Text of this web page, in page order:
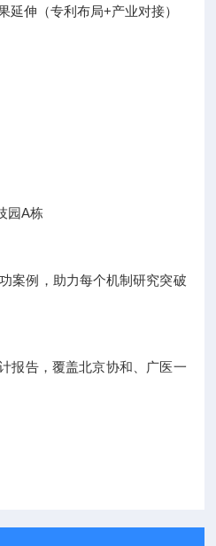
延伸（专利布局+产业对接）
园A栋
案例，助力每个机制研究突破
报告，覆盖北京协和、广医一